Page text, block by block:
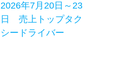
2026年7月20日～23
日 売上トップタク
シードライバー